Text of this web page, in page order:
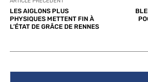
LES AIGLONS PLUS
PHYSIQUES METTENT FIN À
L’ÉTAT DE GRÂCE DE RENNES